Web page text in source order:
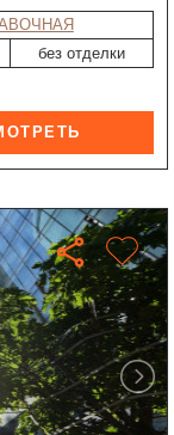
без отделки